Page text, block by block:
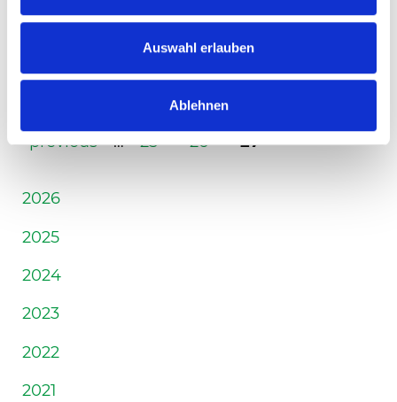
Auswahl erlauben
Ablehnen
US-pair get to the finals after a nail-biter
previous
… 25 26 27
2026
2025
2024
2023
2022
2021